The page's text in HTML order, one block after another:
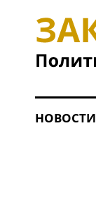
НОВОСТИ